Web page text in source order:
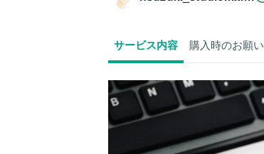
サービス内容 購入時のお願い